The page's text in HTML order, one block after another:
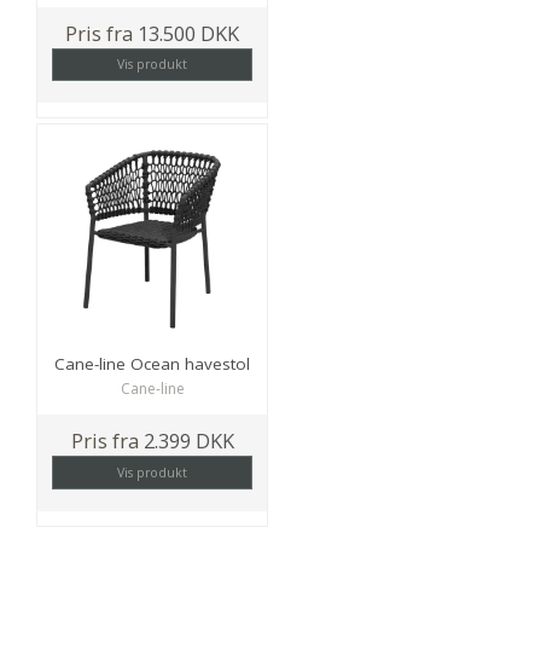
Pris fra 13.500 DKK
Vis produkt
Cane-line Ocean havestol
Cane-line
Pris fra 2.399 DKK
Vis produkt